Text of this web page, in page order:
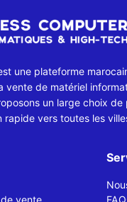
une plateforme
vente de matériel
un large choix de
rapide vers toutes les
vente